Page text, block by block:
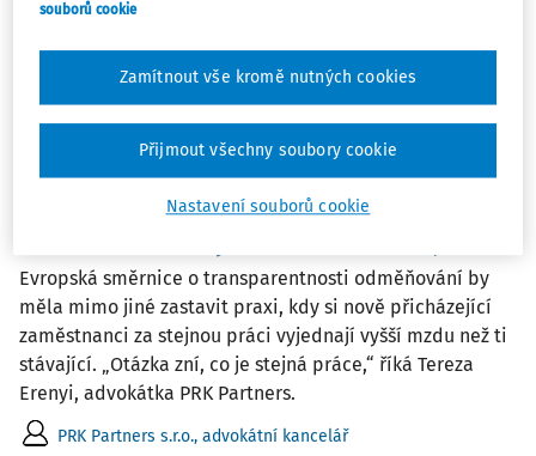
Nejnovější Nejstarší
NOVINKY
Nový zaměstnanec by podle unijní směrnice
Evropská směrnice o transparentnosti odměňování by
měla mimo jiné zastavit praxi, kdy si nově přicházející
zaměstnanci za stejnou práci vyjednají vyšší mzdu než ti
stávající. „Otázka zní, co je stejná práce,“ říká Tereza
Erenyi, advokátka PRK Partners.
PRK Partners s.r.o., advokátní kancelář
souborů cookie
Nastavení souborů cookie
Zamítnout vše kromě nutných cookies
Přijmout všechny soubory cookie